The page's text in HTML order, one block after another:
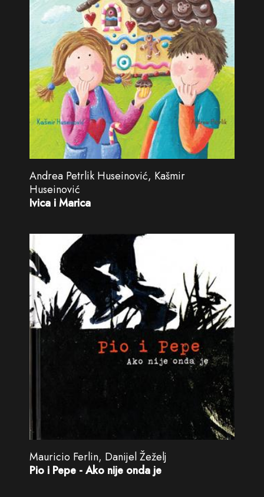
Andrea Petrlik Huseinović, Kašmir
Huseinović
Ivica i Marica
Mauricio Ferlin, Danijel Žeželj
Pio i Pepe - Ako nije onda je